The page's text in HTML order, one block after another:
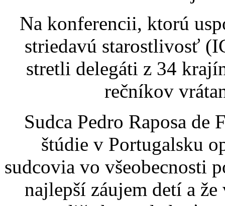
Na konferencii, ktorú
striedavú starostlivosť
stretli delegáti z 34
rečníkov
Sudca Pedro Raposa de
štúdie v Portugalsku
sudcovia vo všeobecnosti
najlepší záujem detí a